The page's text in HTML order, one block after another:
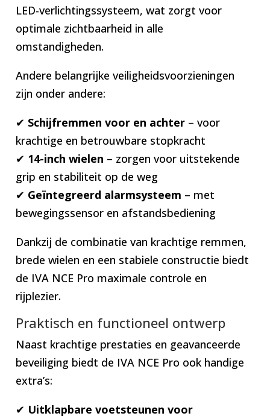
LED-verlichtingssysteem, wat zorgt voor
optimale zichtbaarheid in alle
omstandigheden.
Andere belangrijke veiligheidsvoorzieningen
zijn onder andere:
✔ Schijfremmen voor en achter – voor
krachtige en betrouwbare stopkracht
✔ 14-inch wielen – zorgen voor uitstekende
grip en stabiliteit op de weg
✔ Geïntegreerd alarmsysteem – met
bewegingssensor en afstandsbediening
Dankzij de combinatie van krachtige remmen,
brede wielen en een stabiele constructie biedt
de IVA NCE Pro maximale controle en
rijplezier.
Praktisch en functioneel ontwerp
Naast krachtige prestaties en geavanceerde
beveiliging biedt de IVA NCE Pro ook handige
extra’s:
✔ Uitklapbare voetsteunen voor